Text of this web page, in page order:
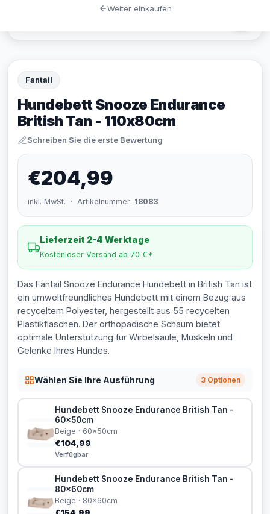
Fantail
Hundebett Snooze Endurance
British Tan - 110x80cm
Schreiben Sie die erste Bewertung
€204,99
inkl. MwSt. · Artikelnummer: 18083
Lieferzeit 2-4 Werktage
Kostenloser Versand ab 70 €*
Das Fantail Snooze Endurance Hundebett in British Tan ist
ein umweltfreundliches Hundebett mit einem Bezug aus
recyceltem Polyester, hergestellt aus 55 recycelten
Plastikflaschen. Der orthopädische Schaum bietet
optimale Unterstützung für Wirbelsäule, Muskeln und
Gelenke Ihres Hundes.
Wählen Sie Ihre Ausführung 3 Optionen
Hundebett Snooze Endurance British Tan -
60x50cm
Beige · 60x50cm
€104,99
Verfügbar
Hundebett Snooze Endurance British Tan -
80x60cm
Beige · 80x60cm
Weiter einkaufen